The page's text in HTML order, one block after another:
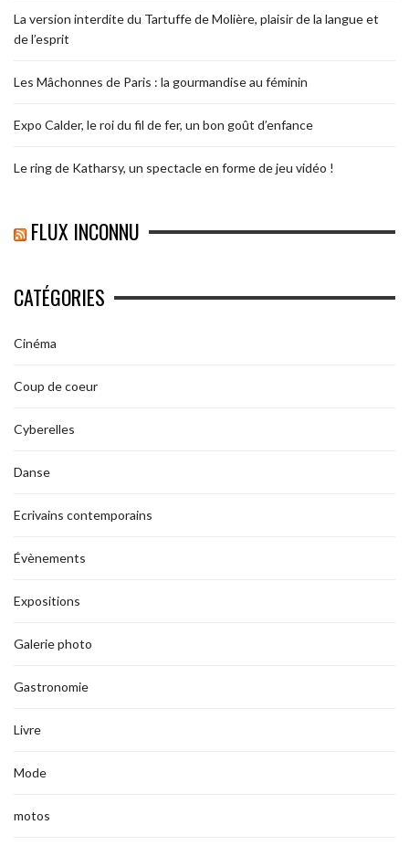
La version interdite du Tartuffe de Molière, plaisir de la langue et
de l’esprit
Les Mâchonnes de Paris : la gourmandise au féminin
Expo Calder, le roi du fil de fer, un bon goût d’enfance
Le ring de Katharsy, un spectacle en forme de jeu vidéo !
FLUX INCONNU
CATÉGORIES
Cinéma
Coup de coeur
Cyberelles
Danse
Ecrivains contemporains
Évènements
Expositions
Galerie photo
Gastronomie
Livre
Mode
motos